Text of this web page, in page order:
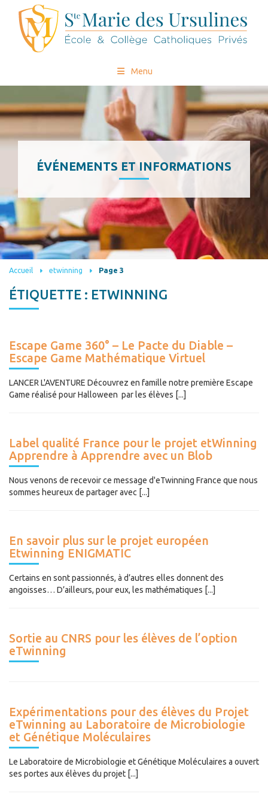
Menu
ÉVÉNEMENTS ET INFORMATIONS
Accueil etwinning Page 3
ÉTIQUETTE : ETWINNING
Escape Game 360° – Le Pacte du Diable –
Escape Game Mathématique Virtuel
LANCER L'AVENTURE Découvrez en famille notre première Escape
Game réalisé pour Halloween par les élèves [...]
Label qualité France pour le projet etWinning
Apprendre à Apprendre avec un Blob
Nous venons de recevoir ce message d'eTwinning France que nous
sommes heureux de partager avec [...]
En savoir plus sur le projet européen
Etwinning ENIGMATIC
Certains en sont passionnés, à d’autres elles donnent des
angoisses… D’ailleurs, pour eux, les mathématiques [...]
Sortie au CNRS pour les élèves de l’option
eTwinning
Expérimentations pour des élèves du Projet
eTwinning au Laboratoire de Microbiologie
et Génétique Moléculaires
Le Laboratoire de Microbiologie et Génétique Moléculaires a ouvert
ses portes aux élèves du projet [...]